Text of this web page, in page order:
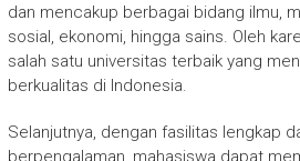
dan mencakup berbagai bidang ilmu,
sosial, ekonomi, hingga sains. Oleh
salah satu universitas terbaik yang
berkualitas di Indonesia.
Selanjutnya, dengan fasilitas lengkap
berpengalaman, mahasiswa dapat